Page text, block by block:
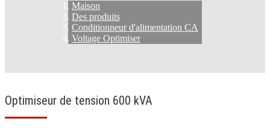
Maison
Des produits
Conditionneur d'alimentation CA
Voltage Optimiser
Optimiseur de tension 600 kVA